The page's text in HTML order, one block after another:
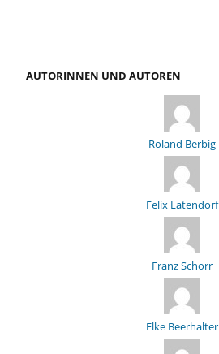
AUTORINNEN UND AUTOREN
Roland Berbig
Felix Latendorf
Franz Schorr
Elke Beerhalter